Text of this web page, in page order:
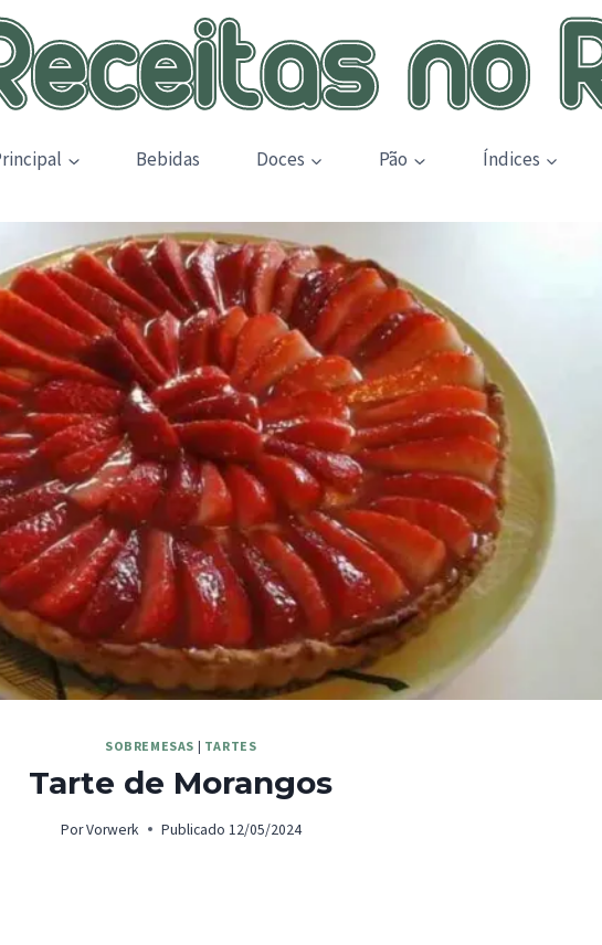
Bebidas Doces Pão Índices
SOBREMESAS | TARTES
Tarte de Morangos
Por Vorwerk Publicado 12/05/2024